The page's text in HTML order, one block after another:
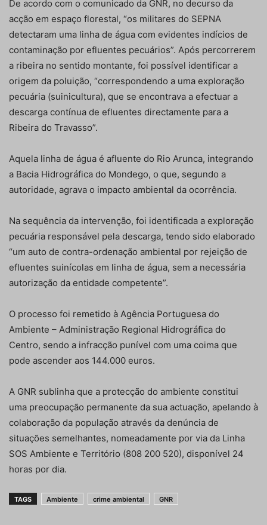
De acordo com o comunicado da GNR, no decurso da
acção em espaço florestal, “os militares do SEPNA
detectaram uma linha de água com evidentes indícios de
contaminação por efluentes pecuários”. Após percorrerem
a ribeira no sentido montante, foi possível identificar a
origem da poluição, “correspondendo a uma exploração
pecuária (suinicultura), que se encontrava a efectuar a
descarga contínua de efluentes directamente para a
Ribeira do Travasso”.
Aquela linha de água é afluente do Rio Arunca, integrando
a Bacia Hidrográfica do Mondego, o que, segundo a
autoridade, agrava o impacto ambiental da ocorrência.
Na sequência da intervenção, foi identificada a exploração
pecuária responsável pela descarga, tendo sido elaborado
“um auto de contra-ordenação ambiental por rejeição de
efluentes suinícolas em linha de água, sem a necessária
autorização da entidade competente”.
O processo foi remetido à Agência Portuguesa do
Ambiente – Administração Regional Hidrográfica do
Centro, sendo a infracção punível com uma coima que
pode ascender aos 144.000 euros.
A GNR sublinha que a protecção do ambiente constitui
uma preocupação permanente da sua actuação, apelando à
colaboração da população através da denúncia de
situações semelhantes, nomeadamente por via da Linha
SOS Ambiente e Território (808 200 520), disponível 24
horas por dia.
TAGS Ambiente crime ambiental GNR